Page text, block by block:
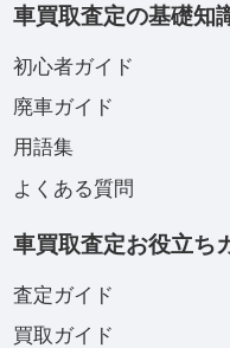
車買取査定の基礎知
初心者ガイド
廃車ガイド
用語集
よくある質問
車買取査定お役立ち
査定ガイド
買取ガイド